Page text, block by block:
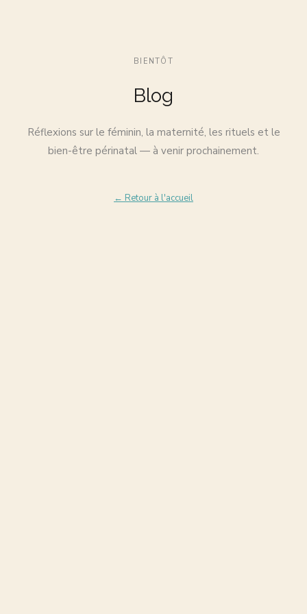
BIENTÔT
Blog
Réflexions sur le féminin, la maternité, les rituels et le
bien-être périnatal — à venir prochainement.
← Retour à l'accueil